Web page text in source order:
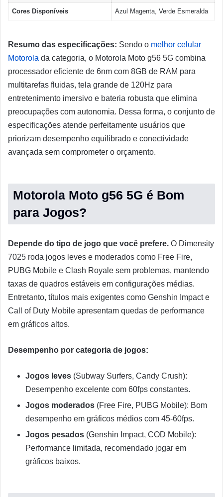
Cores Disponíveis Azul Magenta, Verde Esmeralda
Resumo das especificações: Sendo o melhor celular
Motorola da categoria, o Motorola Moto g56 5G combina
processador eficiente de 6nm com 8GB de RAM para
multitarefas fluidas, tela grande de 120Hz para
entretenimento imersivo e bateria robusta que elimina
preocupações com autonomia. Dessa forma, o conjunto de
especificações atende perfeitamente usuários que
priorizam desempenho equilibrado e conectividade
avançada sem comprometer o orçamento.
Motorola Moto g56 5G é Bom
para Jogos?
Depende do tipo de jogo que você prefere. O Dimensity
7025 roda jogos leves e moderados como Free Fire,
PUBG Mobile e Clash Royale sem problemas, mantendo
taxas de quadros estáveis em configurações médias.
Entretanto, títulos mais exigentes como Genshin Impact e
Call of Duty Mobile apresentam quedas de performance
em gráficos altos.
Desempenho por categoria de jogos:
Jogos leves (Subway Surfers, Candy Crush):
Desempenho excelente com 60fps constantes.
Jogos moderados (Free Fire, PUBG Mobile): Bom
desempenho em gráficos médios com 45-60fps.
Jogos pesados (Genshin Impact, COD Mobile):
Performance limitada, recomendado jogar em
gráficos baixos.